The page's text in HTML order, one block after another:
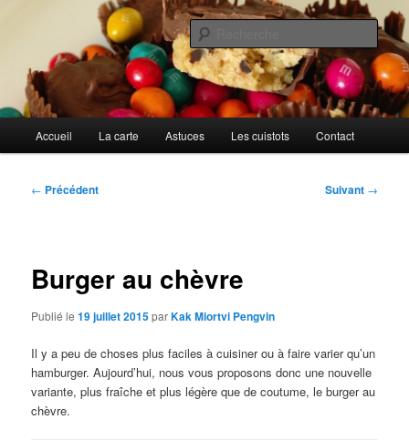
principalAu petit gargouillis
Cuisines d'internautes.
principal
Accueil La carte Astuces Les cuistots Contact
Navigation
← Précédent Suivant →
Burger au chèvre
Publié le19 juillet 2015parKak Miortvi Pengvin
Il y a peu de choses plus faciles à cuisiner ou à faire varier qu’un
hamburger. Aujourd’hui, nous vous proposons donc une nouvelle
variante, plus fraîche et plus légère que de coutume, le burger au
chèvre.